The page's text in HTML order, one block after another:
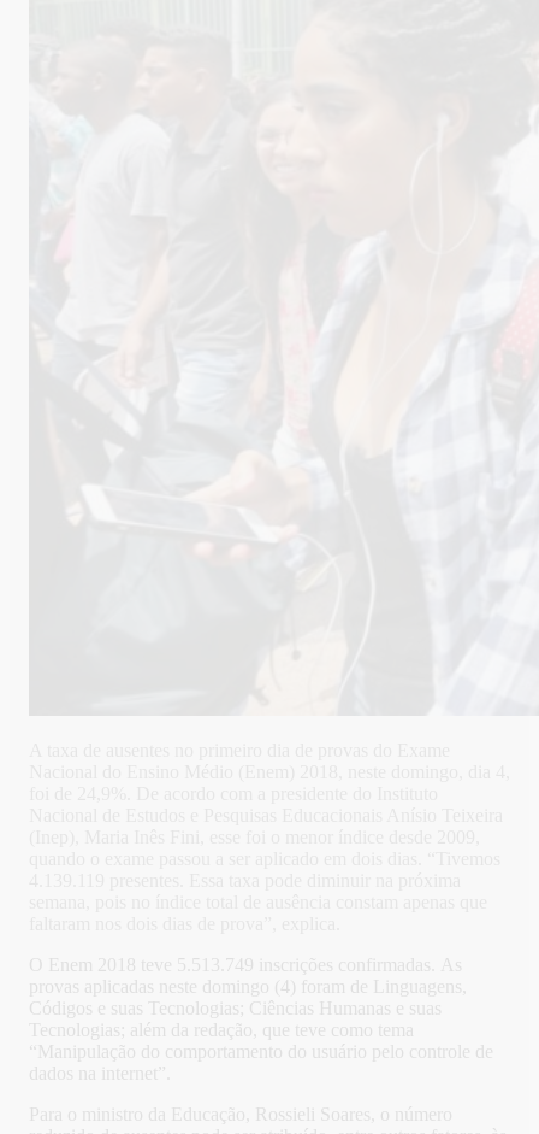
O Enem 2018 teve 5.513.749 inscrições confirmadas. As
provas aplicadas neste domingo (4) foram de Linguagens,
Códigos e suas Tecnologias; Ciências Humanas e suas
Tecnologias; além da redação, que teve como tema
“Manipulação do comportamento do usuário pelo controle de
dados na internet”.
Para o ministro da Educação, Rossieli Soares, o número